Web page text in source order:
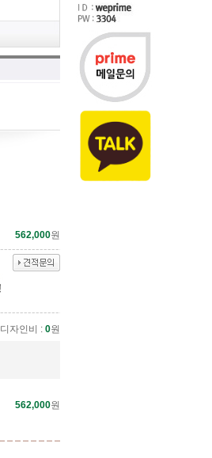
562,000원
디자인비 : 0원
562,000원